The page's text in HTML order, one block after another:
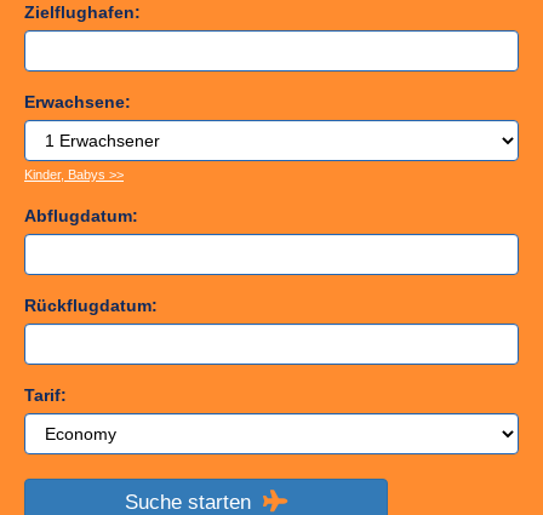
Zielflughafen:
Erwachsene:
Kinder, Babys >>
Abflugdatum:
Rückflugdatum:
Tarif: